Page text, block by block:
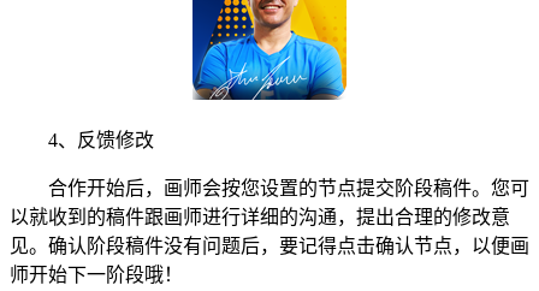
4、反馈修改
合作开始后，画师会按您设置的节点提交阶段稿件。您可
以就收到的稿件跟画师进行详细的沟通，提出合理的修改意
见。确认阶段稿件没有问题后，要记得点击确认节点，以便画
师开始下一阶段哦！